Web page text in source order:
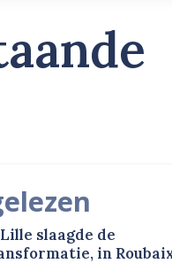
slaagde de
in